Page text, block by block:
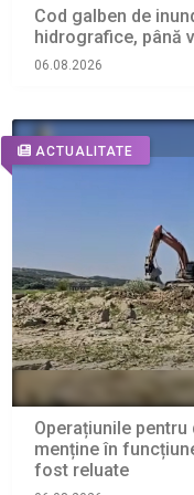
Cod galben de
hidrografice, până
06.08.2026
ACTUALITATE
Operațiunile pentru
menține în
fost reluate